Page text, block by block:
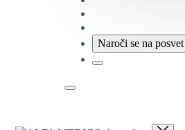
Naroči se na posvet